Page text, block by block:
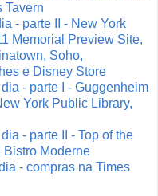
Tavern
- parte II - New York
Memorial Preview Site,
Soho,
e Disney Store
- parte I - Guggenheim
York Public Library,
- parte II - Top of the
Bistro Moderne
- compras na Times